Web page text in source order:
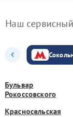
Наш
Бульвар
Рокоссовского
Красносельская